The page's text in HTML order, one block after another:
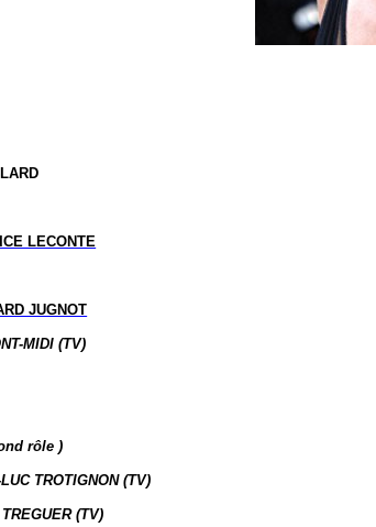
LECONTE
JUGNOT
MIDI (TV)
rôle )
TROTIGNON (TV)
(TV)